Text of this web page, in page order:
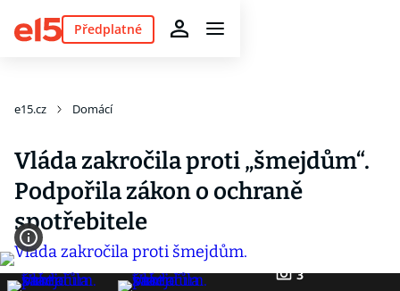
Předplatné
e15.cz Domácí
Vláda zakročila proti „šmejdům“.
Podpořila zákon o ochraně
spotřebitele
3